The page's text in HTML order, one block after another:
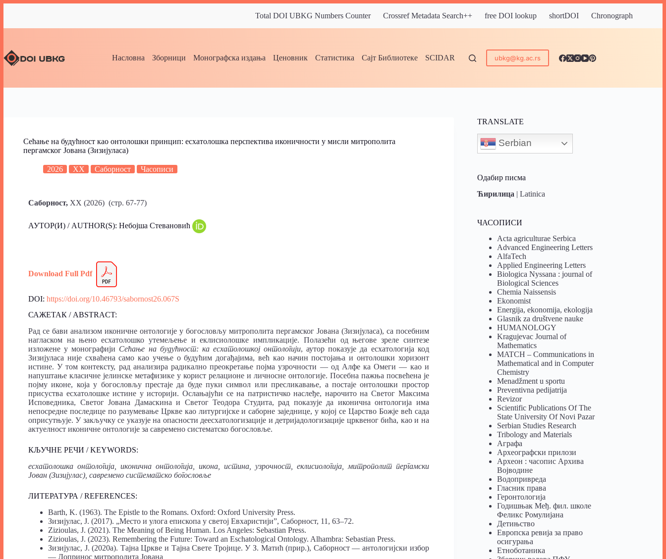
Total DOI UBKG Numbers Counter Crossref Metadata Search++ free DOI lookup shortDOI Chronograph
Насловна Зборници Монографска издања Ценовник Статистика Сајт Библиотеке SCIDAR ubkg@kg.ac.rs
Сећање на будућност као онтолошки принцип: есхатолошка перспектива иконичности у мисли митрополита
пергамског Јована (Зизијуласа)
2026 XX Саборност Часописи
Саборност, XX (2026) (стр. 67-77)
АУТОР(И) / AUTHOR(S): Небојша Стевановић
Download Full Pdf
DOI: https://doi.org/10.46793/sabornost26.067S
САЖЕТАК / ABSTRACT:
Рад се бави анализом иконичне онтологије у богословљу митрополита пергамског Јована (Зизијуласа), са посебним
нагласком на њено есхатолошко утемељење и еклисиолошке импликације. Полазећи од његове зреле синтезе
изложене у монографији Сећање на будућност: ка есхатолошкој онтологији, аутор показује да есхатологија код
Зизијуласа није схваћена само као учење о будућим догађајима, већ као начин постојања и онтолошки хоризонт
истине. У том контексту, рад анализира радикално преокретање појма узрочности — од Алфе ка Омеги — као и
напуштање класичне јелинске метафизике у корист релационе и личносне онтологије. Посебна пажња посвећена је
појму иконе, која у богословљу престаје да буде пуки символ или пресликавање, а постаје онтолошки простор
присуства есхатолошке истине у историји. Ослањајући се на патристичко наслеђе, нарочито на Светог Максима
Исповедника, Светог Јована Дамаскина и Светог Теодора Студита, рад показује да иконична онтологија има
непосредне последице по разумевање Цркве као литургијске и саборне заједнице, у којој се Царство Божје већ сада
оприсутњује. У закључку се указује на опасности деесхатологизације и детријадологизације црквеног бића, као и на
актуелност иконичне онтологије за савремено систематско богословље.
КЉУЧНЕ РЕЧИ / KEYWORDS:
есхатолошка онтологија, иконична онтологија, икона, истина, узрочност, еклисиологија, митрополит пергамски
Јован (Зизијулас), савремено систематско богословље
ЛИТЕРАТУРА / REFERENCES:
Barth, K. (1963). The Epistle to the Romans. Oxford: Oxford University Press.
Зизијулас, Ј. (2017). „Место и улога епископа у светој Евхаристији”, Саборност, 11, 63–72.
Zizioulas, J. (2021). The Meaning of Being Human. Los Angeles: Sebastian Press.
Zizioulas, J. (2023). Remembering the Future: Toward an Eschatological Ontology. Alhambra: Sebastian Press.
Зизијулас, Ј. (2020а). Тајна Цркве и Тајна Свете Тројице. У З. Матић (прир.), Саборност — антологијски избор
— Допринос митрополита Јована
TRANSLATE
Serbian
Одабир писма
Ћирилица |Latinica
ЧАСОПИСИ
Acta agriculturae Serbica
Advanced Engineering Letters
AlfaTech
Applied Engineering Letters
Biologica Nyssana : journal of
Biological Sciences
Chemia Naissensis
Ekonomist
Energija, ekonomija, ekologija
Glasnik za društvene nauke
HUMANOLOGY
Kragujevac Journal of
Mathematics
MATCH – Communications in
Mathematical and in Computer
Chemistry
Menadžment u sportu
Preventivna pedijatrija
Revizor
Scientific Publications Of The
State University Of Novi Pazar
Serbian Studies Research
Tribology and Materials
Аграфа
Археографски прилози
Археон : часопис Архива
Војводине
Водопривреда
Гласник права
Геронтологија
Годишњак Међ. фил. школе
Феликс Ромулијана
Детињство
Европска ревија за право
осигурања
Eтноботаника